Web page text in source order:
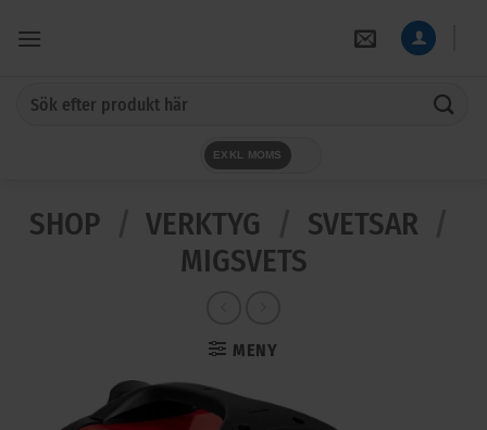
EXKL MOMS
SHOP VERKTYG SVETSAR
MIGSVETS
MENY